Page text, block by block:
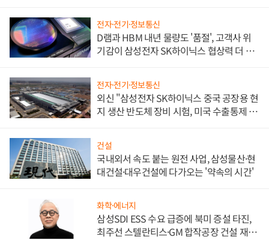
전자·전기·정보통신
D램과 HBM 내년 물량도 '품절', 고객사 위
기감이 삼성전자 SK하이닉스 협상력 더 키
전자·전기·정보통신
외신 "삼성전자 SK하이닉스 중국 공장용 현
지 생산 반도체 장비 시험, 미국 수출통제 대
건설
국내외서 속도 붙는 원전 사업, 삼성물산·현
대건설·대우건설에 다가오는 '약속의 시간'
화학·에너지
삼성SDI ESS 수요 급증에 북미 증설 타진,
최주선 스텔란티스·GM 합작공장 건설 재추